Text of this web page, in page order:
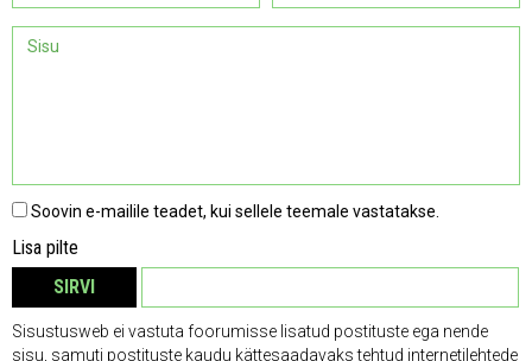
Soovin e-mailile teadet, kui sellele teemale vastatakse.
Lisa pilte
SIRVI
Sisustusweb ei vastuta foorumisse lisatud postituste ega nende
sisu, samuti postituste kaudu kättesaadavaks tehtud internetilehtede